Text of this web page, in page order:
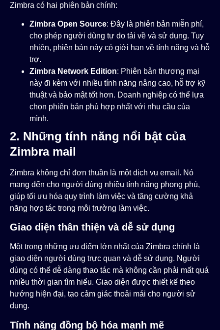
Zimbra có hai phiên bản chính:
Zimbra Open Source: Đây là phiên bản miễn phí,
cho phép người dùng tự do tải về và sử dụng. Tuy
nhiên, phiên bản này có giới hạn về tính năng và hỗ
trợ.
Zimbra Network Edition: Phiên bản thương mại
này đi kèm với nhiều tính năng nâng cao, hỗ trợ kỹ
thuật và bảo mật tốt hơn. Doanh nghiệp có thể lựa
chọn phiên bản phù hợp nhất với nhu cầu của
mình.
2. Những tính năng nổi bật của
Zimbra mail
Zimbra không chỉ đơn thuần là một dịch vụ email. Nó
mang đến cho người dùng nhiều tính năng phong phú,
giúp tối ưu hóa quy trình làm việc và tăng cường khả
năng hợp tác trong môi trường làm việc.
Giao diện thân thiện và dễ sử dụng
Một trong những ưu điểm lớn nhất của Zimbra chính là
giao diện người dùng trực quan và dễ sử dụng. Người
dùng có thể dễ dàng thao tác mà không cần phải mất quá
nhiều thời gian tìm hiểu. Giao diện được thiết kế theo
hướng hiện đại, tạo cảm giác thoải mái cho người sử
dụng.
Tính năng đồng bộ hóa mạnh mẽ